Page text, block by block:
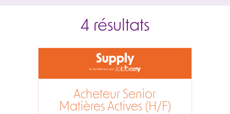
4 résultats
Acheteur Senior
Matières Actives (H/F)